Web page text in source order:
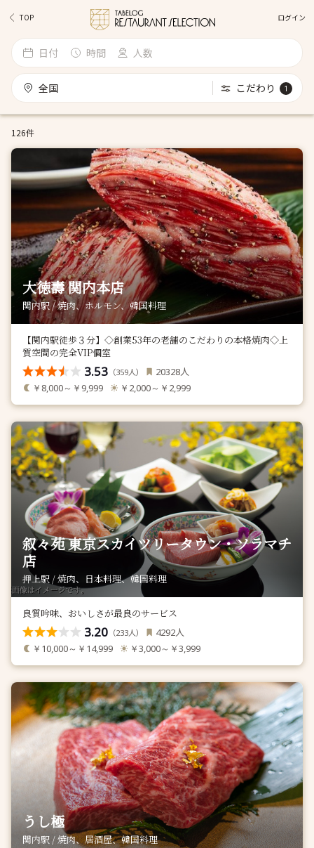
TOP ログイン
日付 時間 人数
全国 こだわり 1
126件
大徳壽 関内本店
関内駅 / 焼肉、ホルモン、韓国料理
【関内駅徒歩３分】◇創業53年の老舗のこだわりの本格焼肉◇上
質空間の完全VIP個室
3.53 （359人） 20328人
￥8,000～￥9,999 ￥2,000～￥2,999
叙々苑 東京スカイツリータウン・ソラマチ
店
押上駅 / 焼肉、日本料理、韓国料理
良質吟味、おいしさが最良のサービス
3.20 （233人） 4292人
￥10,000～￥14,999 ￥3,000～￥3,999
うし極
関内駅 / 焼肉、居酒屋、韓国料理